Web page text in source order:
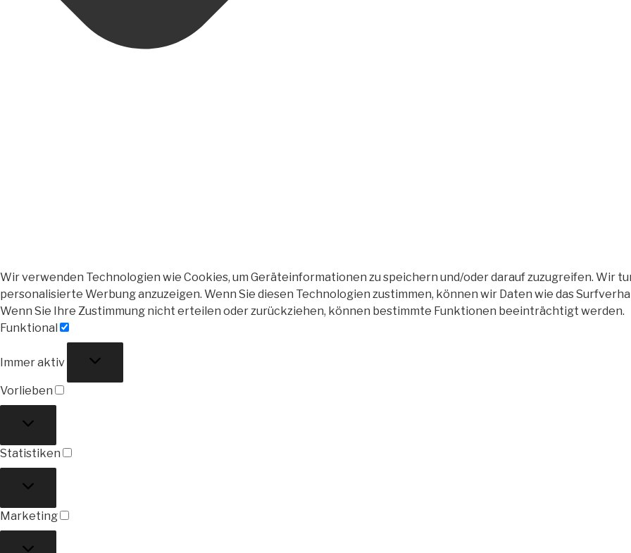
Wir verwenden Technologien wie Cookies, um Geräteinformationen zu speichern und/oder darauf zuzugreifen. Wir
personalisierte Werbung anzuzeigen. Wenn Sie diesen Technologien zustimmen, können wir Daten wie das
Wenn Sie Ihre Zustimmung nicht erteilen oder zurückziehen, können bestimmte Funktionen beeinträchtigt werden.
Funktional
Immer aktiv
Vorlieben
Statistiken
Marketing